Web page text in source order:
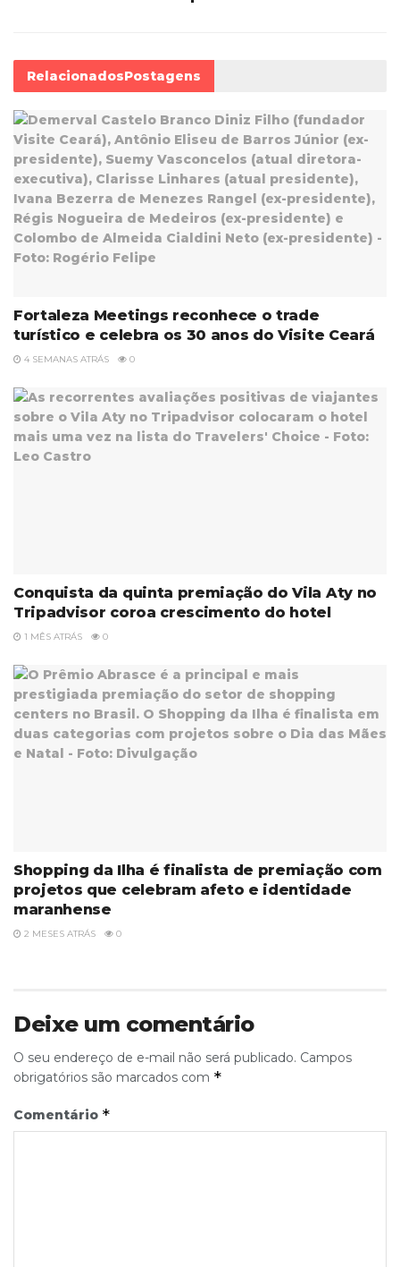
RelacionadosPostagens
Fortaleza Meetings reconhece o trade
turístico e celebra os 30 anos do Visite Ceará
4 SEMANAS ATRÁS 0
Conquista da quinta premiação do Vila Aty no
Tripadvisor coroa crescimento do hotel
1 MÊS ATRÁS 0
Shopping da Ilha é finalista de premiação com
projetos que celebram afeto e identidade
maranhense
2 MESES ATRÁS 0
Deixe um comentário
O seu endereço de e-mail não será publicado. Campos
obrigatórios são marcados com *
Comentário *